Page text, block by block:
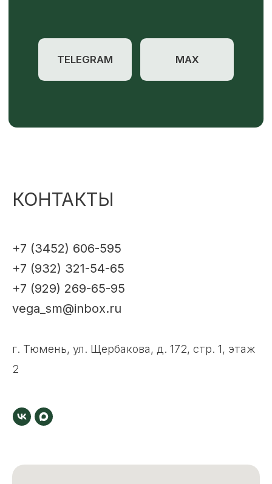
КОНТАКТЫ
+7 (3452) 606-595
+7 (932) 321-54-65
+7 (929) 269-65-95
vega_sm@inbox.ru
г. Тюмень, ул. Щербакова, д. 172, стр. 1, этаж
2